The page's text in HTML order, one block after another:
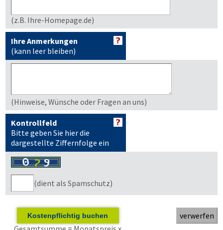
(z.B. Ihre-Homepage.de)
Ihre Anmerkungen
(kann leer bleiben)
(Hinweise, Wünsche oder Fragen an uns)
Kontrollfeld
Bitte geben Sie hier die
dargestellte Ziffernfolge ein
(dient als Spamschutz)
Kostenpflichtig buchen